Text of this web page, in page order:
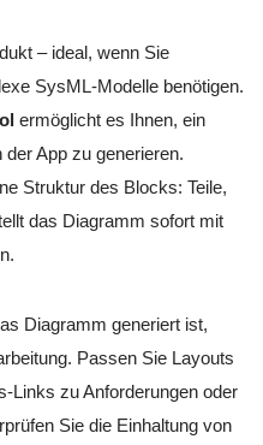
– ideal, wenn Sie
SysML-Modelle benötigen.
ermöglicht es Ihnen, ein
App zu generieren.
Struktur des Blocks: Teile,
das Diagramm sofort mit
Diagramm generiert ist,
Passen Sie Layouts
Links zu Anforderungen oder
Sie die Einhaltung von